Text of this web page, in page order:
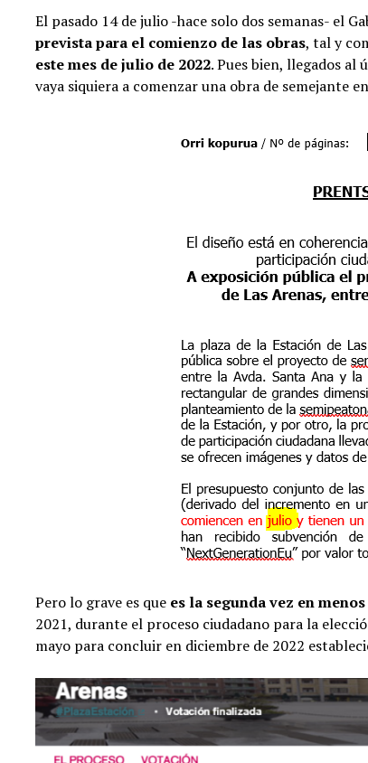
El pasado 14 de julio -hace solo dos semanas- el
prevista para el comienzo de las obras, tal y
este mes de julio de 2022. Pues bien, llegados al
vaya siquiera a comenzar una obra de semejante
Pero lo grave es quees la segunda vez en
2021, durante el proceso ciudadano para la
mayo para concluir en diciembre de 2022